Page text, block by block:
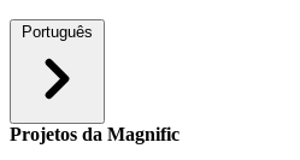
Português
Projetos da Magnific